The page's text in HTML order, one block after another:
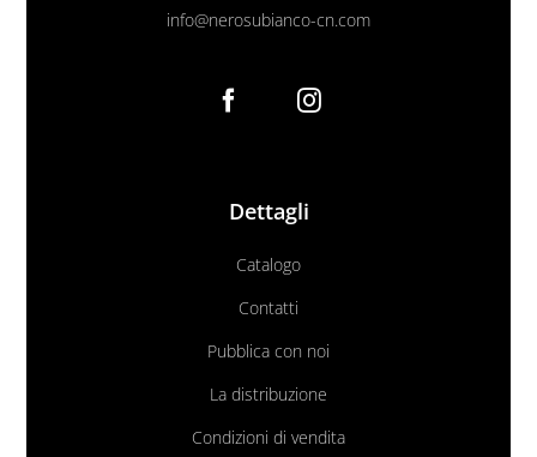
info@nerosubianco-cn.com
Dettagli
Catalogo
Contatti
Pubblica con noi
La distribuzione
Condizioni di vendita